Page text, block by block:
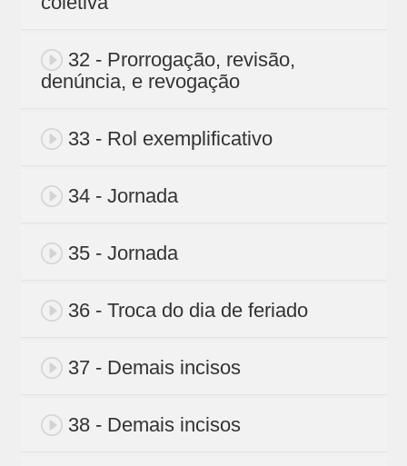
32 - Prorrogação, revisão,
denúncia, e revogação
33 - Rol exemplificativo
34 - Jornada
35 - Jornada
36 - Troca do dia de feriado
37 - Demais incisos
38 - Demais incisos